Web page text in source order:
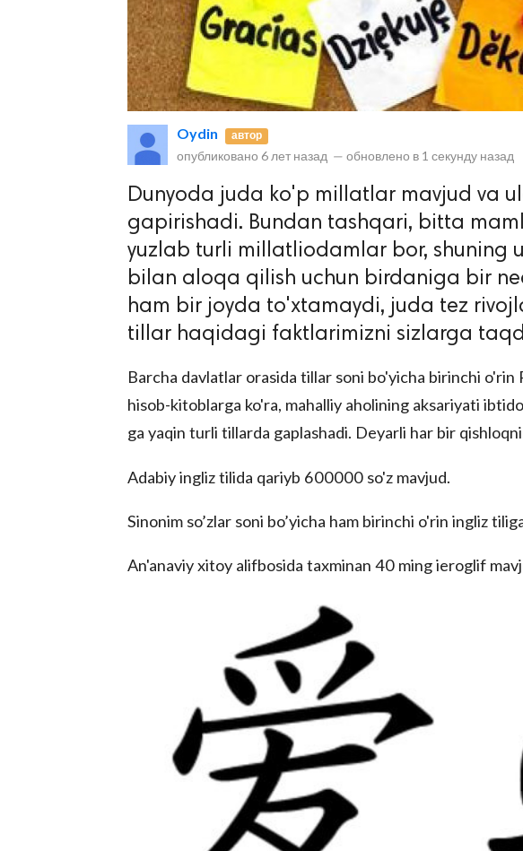
Oydin автор
опубликовано 6 лет назад — обновлено в 1 секунду назад
Dunyoda juda ko'p millatlar mavjud va
gapirishadi. Bundan tashqari, bitta
yuzlab turli millatliodamlar bor, shuning
bilan aloqa qilish uchun birdaniga bir
ham bir joyda to'xtamaydi, juda tez
tillar haqidagi faktlarimizni sizlarga
Barcha davlatlar orasida tillar soni bo'yicha birinchi o'rin
hisob-kitoblarga ko'ra, mahalliy aholining aksariyati
ga yaqin turli tillarda gaplashadi. Deyarli har bir
Adabiy ingliz tilida qariyb 600000 so'z mavjud.
Sinonim so’zlar soni bo’yicha ham birinchi o'rin ingliz
An'anaviy xitoy alifbosida taxminan 40 ming ieroglif